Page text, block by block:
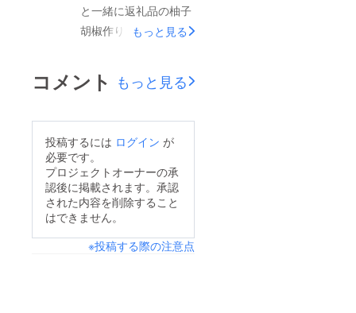
と一緒に返礼品の柚子
胡椒作りをしました。
酢、種を使った化粧水
など柚子１つで種まで
いました！またお昼ご
飯は、羽釜で炊いた新
米のごはんと柚子胡椒
にぴったりの豚汁を食
たです！柚子胡椒は少
もっと見る
コメント もっと見る
投稿するには ログイン が
必要です。
プロジェクトオーナーの承
認後に掲載されます。承認
された内容を削除すること
はできません。
※投稿する際の注意点